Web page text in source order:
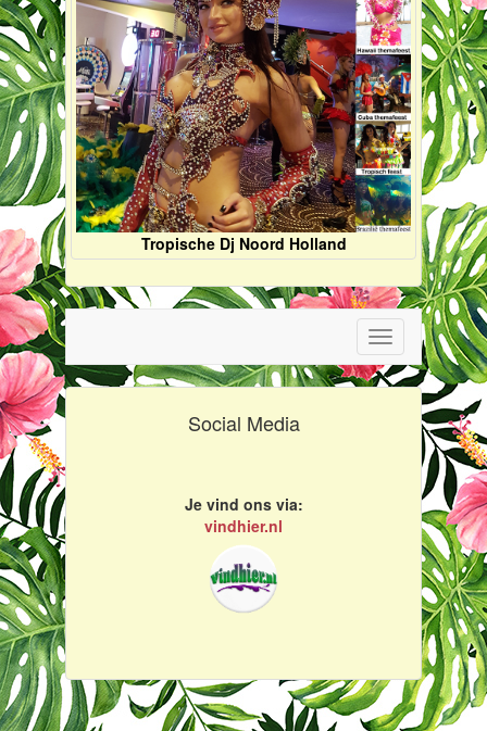
Tropische Dj Noord Holland
Toggle
navigation
Social Media
Je vind ons via:
vindhier.nl